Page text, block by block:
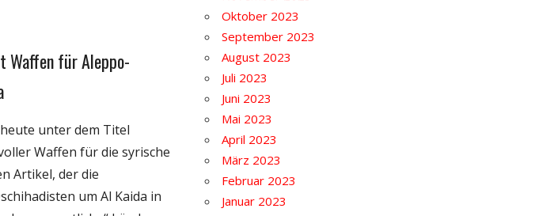
Waffen für Aleppo-
unter dem Titel
Waffen für die syrische
Artikel, der die
um Al Kaida in
Oktober 2023
September 2023
August 2023
Juli 2023
Juni 2023
Mai 2023
April 2023
März 2023
Februar 2023
Januar 2023